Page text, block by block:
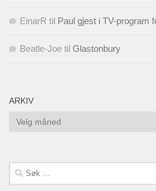
EinarR til Paul gjest i TV-program
Beatle-Joe til Glastonbury
ARKIV
Arkiv
Søk
etter: